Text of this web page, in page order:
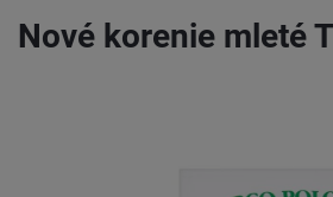
Nové korenie mleté